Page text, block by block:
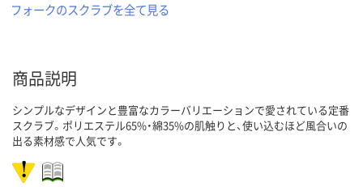
フォークのスクラブを全て見る
商品説明
シンプルなデザインと豊富なカラーバリエーションで愛されている定番
スクラブ。ポリエステル65%・綿35%の肌触りと、使い込むほど風合いの
出る素材感で人気です。